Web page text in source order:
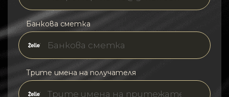
Банкова сметка
Трите имена на получателя